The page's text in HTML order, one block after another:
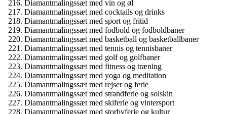
Diamantmalingssæt med vin og øl
Diamantmalingssæt med cocktails og drinks
Diamantmalingssæt med sport og fritid
Diamantmalingssæt med fodbold og fodboldbaner
Diamantmalingssæt med basketball og basketballbaner
Diamantmalingssæt med tennis og tennisbaner
Diamantmalingssæt med golf og golfbaner
Diamantmalingssæt med fitness og træning
Diamantmalingssæt med yoga og meditation
Diamantmalingssæt med rejser og ferie
Diamantmalingssæt med strandferie og solskin
Diamantmalingssæt med skiferie og vintersport
Diamantmalingssæt med storbyferie og kultur